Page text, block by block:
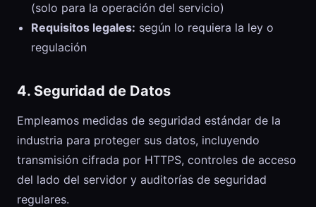
(solo para la operación del servicio)
Requisitos legales: según lo requiera la ley o
regulación
4. Seguridad de Datos
Empleamos medidas de seguridad estándar de la
industria para proteger sus datos, incluyendo
transmisión cifrada por HTTPS, controles de acceso
del lado del servidor y auditorías de seguridad
regulares.